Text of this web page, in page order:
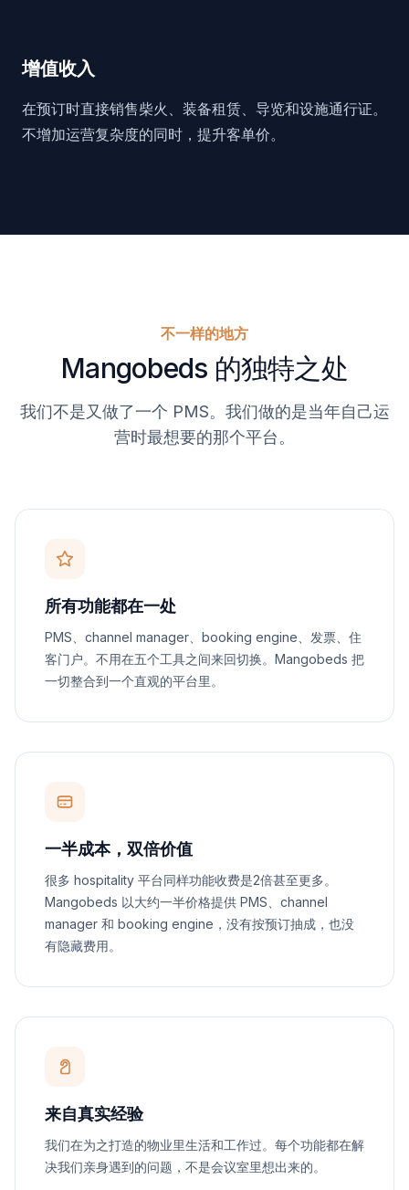
增值收入
在预订时直接销售柴火、装备租赁、导览和设施通行证。
不增加运营复杂度的同时，提升客单价。
不一样的地方
Mangobeds 的独特之处
我们不是又做了一个 PMS。我们做的是当年自己运
营时最想要的那个平台。
所有功能都在一处
PMS、channel manager、booking engine、发票、住
客门户。不用在五个工具之间来回切换。Mangobeds 把
一切整合到一个直观的平台里。
一半成本，双倍价值
很多 hospitality 平台同样功能收费是2倍甚至更多。
Mangobeds 以大约一半价格提供 PMS、channel
manager 和 booking engine，没有按预订抽成，也没
有隐藏费用。
来自真实经验
我们在为之打造的物业里生活和工作过。每个功能都在解
决我们亲身遇到的问题，不是会议室里想出来的。